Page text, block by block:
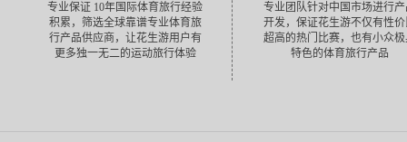
专业保证 10年国际体育旅行经验
积累，筛选全球靠谱专业体育旅
行产品供应商，让花生游用户有
更多独一无二的运动旅行体验
专业团队针对中国市场进行产
开发，保证花生游不仅有性价
超高的热门比赛，也有小众极
特色的体育旅行产品